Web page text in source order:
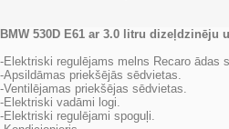
BMW 530D E61 ar 3.0 litru dizeļdzinēju
-Elektriski regulējams melns Recaro ādas
-Apsildāmas priekšējās sēdvietas.
-Ventilējamas priekšējas sēdvietas.
-Elektriski vadāmi logi.
-Elektriski regulējami spoguļi.